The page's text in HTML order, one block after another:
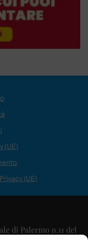
(UE)
(UE)
di Palermo n.11 del